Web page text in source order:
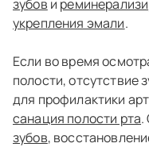
зубов и
укрепления эмали.
Если во время
полости, отсутствие
для профилактики
санация полости рта.
зубов,